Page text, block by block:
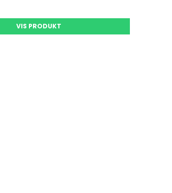
VIS PRODUKT